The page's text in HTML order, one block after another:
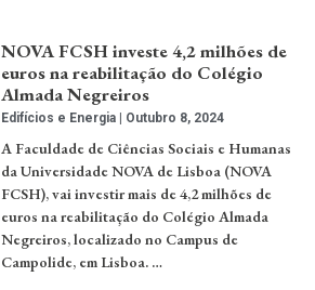
NOVA FCSH investe 4,2 milhões de
euros na reabilitação do Colégio
Almada Negreiros
Edifícios e Energia Outubro 8, 2024
A Faculdade de Ciências Sociais e Humanas
da Universidade NOVA de Lisboa (NOVA
FCSH), vai investir mais de 4,2 milhões de
euros na reabilitação do Colégio Almada
Negreiros, localizado no Campus de
Campolide, em Lisboa. …